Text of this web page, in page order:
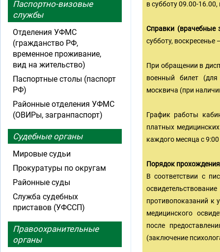
в субботу 09.00-
Справки (врачебные
субботу,
При обращении в
военный билет
москвича (при
График работы
платных
каждого месяца с
Порядок прохождения
В соответствии с
противопоказаний к
медицинского
после
(заключение
Паспортно-визовые
службы
Отделения УФМС
(гражданство РФ,
временное проживание,
вид на жительство)
Паспортные столы (паспорт
РФ)
Районные отделения УФМС
(ОВИРы, загранпаспорт)
Судебные органы
Мировые судьи
Прокуратуры по округам
Районные суды
Служба судебных
приставов (УФССП)
Правоохранительные
органы